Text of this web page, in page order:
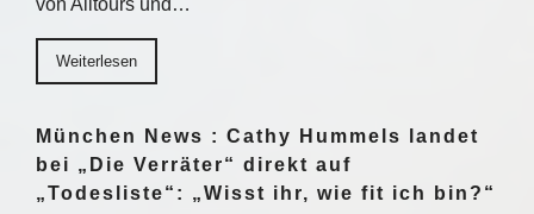
von Alltours und…
Weiterlesen
München News : Cathy Hummels landet
bei „Die Verräter“ direkt auf
„Todesliste“: „Wisst ihr, wie fit ich bin?“